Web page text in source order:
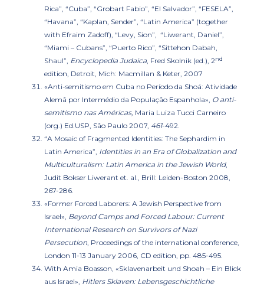
Rica”, “Cuba”, “Grobart Fabio”, “El Salvador”, “FESELA”,
“Havana”, “Kaplan, Sender”, “Latin America” (together
with Efraim Zadoff), “Levy, Sion”, “Liwerant, Daniel”,
“Miami – Cubans”, “Puerto Rico”, “Sittehon Dabah,
Shaul”, Encyclopedia Judaica, Fred Skolnik (ed.), 2nd
edition, Detroit, Mich: Macmillan & Keter, 2007
«Anti-semitismo em Cuba no Período da Shoá: Atividade
Alemã por Intermédio da População Espanhola», O anti-
semitismo nas Américas, Maria Luiza Tucci Carneiro
(org.) Ed.USP, São Paulo 2007, 461-492.
“A Mosaic of Fragmented Identities: The Sephardim in
Latin America”, Identities in an Era of Globalization and
Multiculturalism: Latin America in the Jewish World,
Judit Bokser Liwerant et. al., Brill: Leiden-Boston 2008,
267-286.
«Former Forced Laborers: A Jewish Perspective from
Israel», Beyond Camps and Forced Labour: Current
International Research on Survivors of Nazi
Persecution, Proceedings of the international conference,
London 11-13 January 2006, CD edition, pp. 485-495.
With Amia Boasson, «Sklavenarbeit und Shoah – Ein Blick
aus Israel», Hitlers Sklaven: Lebensgeschichtliche